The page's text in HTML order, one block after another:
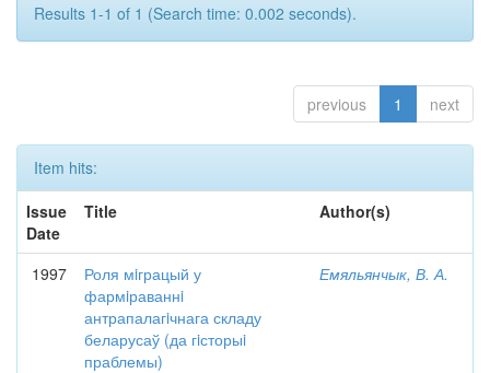
Results 1-1 of 1 (Search time: 0.002 seconds).
previous 1 next
Item hits:
Issue
Date
Title Author(s)
1997
Роля мiграцый у
фармiраваннi
антрапалагiчнага складу
беларусаў (да гiсторыi
праблемы)
Емяльянчык, В. А.